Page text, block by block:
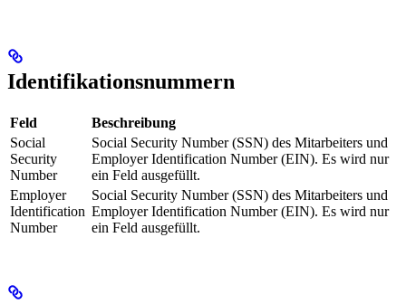
Identifikationsnummern
Feld
Beschreibung
Social
Security
Number
Social Security Number (SSN) des Mitarbeiters und
Employer Identification Number (EIN). Es wird nur
ein Feld ausgefüllt.
Employer
Identification
Number
Social Security Number (SSN) des Mitarbeiters und
Employer Identification Number (EIN). Es wird nur
ein Feld ausgefüllt.